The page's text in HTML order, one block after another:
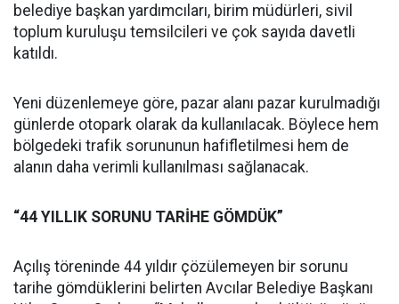
belediye başkan yardımcıları, birim müdürleri, sivil
toplum kuruluşu temsilcileri ve çok sayıda davetli
katıldı.
Yeni düzenlemeye göre, pazar alanı pazar kurulmadığı
günlerde otopark olarak da kullanılacak. Böylece hem
bölgedeki trafik sorununun hafifletilmesi hem de
alanın daha verimli kullanılması sağlanacak.
“44 YILLIK SORUNU TARİHE GÖMDÜK”
Açılış töreninde 44 yıldır çözülemeyen bir sorunu
tarihe gömdüklerini belirten Avcılar Belediye Başkanı